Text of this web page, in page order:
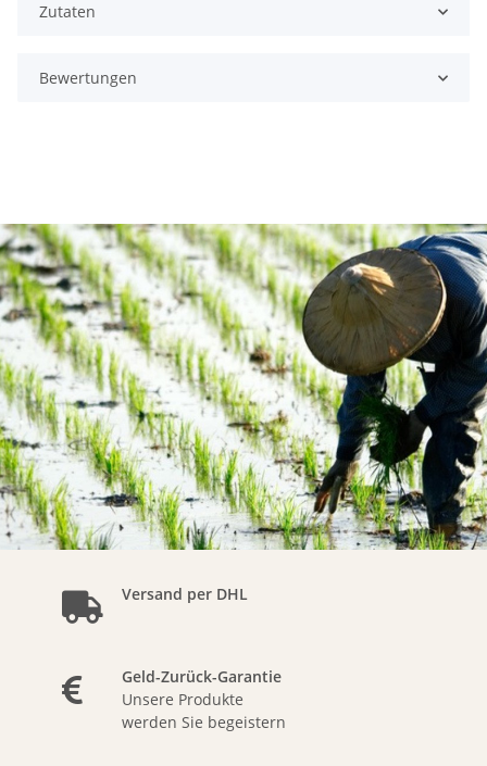
Zutaten
Bewertungen
Versand per DHL
Geld-Zurück-Garantie
Unsere Produkte
werden Sie begeistern